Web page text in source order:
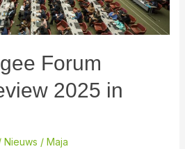
Forum
2025 in
Nieuws / Maja